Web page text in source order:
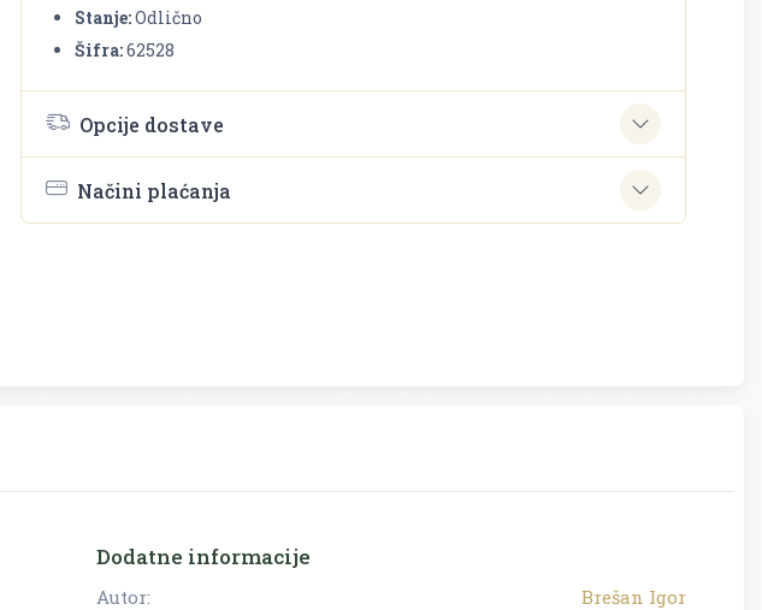
Stanje:Odlično
Šifra:62528
Opcije dostave
Načini plaćanja
Dodatne informacije
Autor:
Brešan Igor